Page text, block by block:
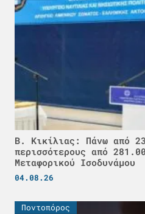
Β. Κικίλιας: Πάνω από
περισσότερους από
Μεταφορικού Ισοδυνάμου
04.08.26
Ποντοπόρος